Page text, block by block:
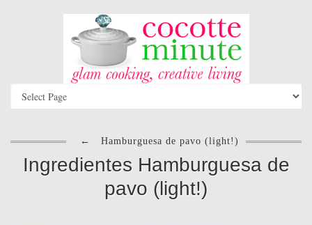
← Hamburguesa de pavo (light!)
Ingredientes Hamburguesa de
pavo (light!)